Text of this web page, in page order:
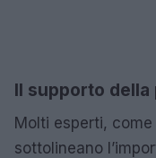
Il supporto della
Molti esperti,
sottolineano